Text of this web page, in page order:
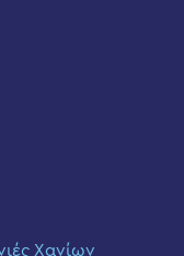
Χανίων